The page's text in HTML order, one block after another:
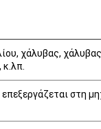
χάλυβας,
στη